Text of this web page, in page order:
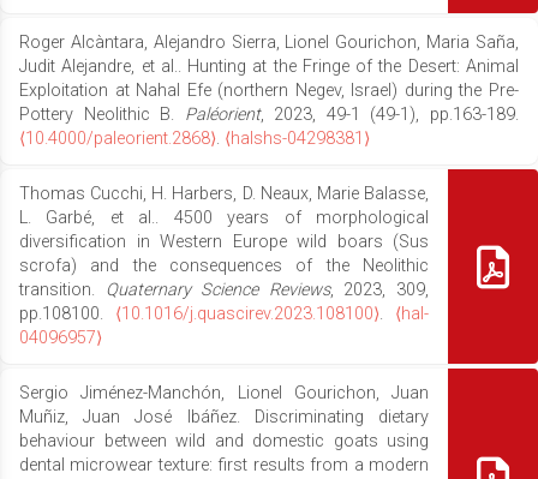
Roger Alcàntara, Alejandro Sierra, Lionel Gourichon, Maria Saña,
Judit Alejandre, et al.. Hunting at the Fringe of the Desert: Animal
Exploitation at Nahal Efe (northern Negev, Israel) during the Pre-
Pottery Neolithic B. Paléorient, 2023, 49-1 (49-1), pp.163-189.
⟨10.4000/paleorient.2868⟩. ⟨halshs-04298381⟩
Thomas Cucchi, H. Harbers, D. Neaux, Marie Balasse,
L. Garbé, et al.. 4500 years of morphological
diversification in Western Europe wild boars (Sus
scrofa) and the consequences of the Neolithic
transition. Quaternary Science Reviews, 2023, 309,
pp.108100. ⟨10.1016/j.quascirev.2023.108100⟩. ⟨hal-
04096957⟩
Sergio Jiménez-Manchón, Lionel Gourichon, Juan
Muñiz, Juan José Ibáñez. Discriminating dietary
behaviour between wild and domestic goats using
dental microwear texture: first results from a modern